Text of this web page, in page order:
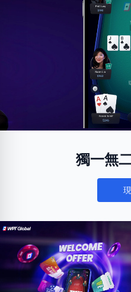
獨一無